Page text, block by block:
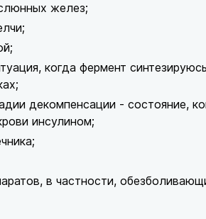
желез;
когда фермент
декомпенсации - состояние,
инсулином;
в частности,